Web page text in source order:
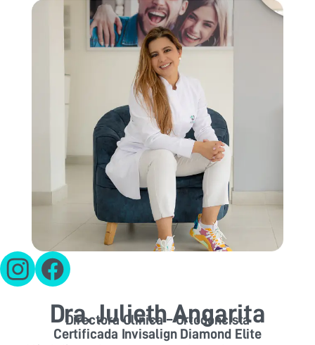
Dra. Julieth Angarita
Directora Clínica – Ortodoncista
Certificada Invisalign Diamond Elite